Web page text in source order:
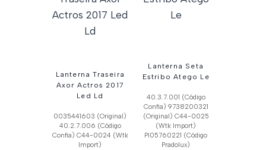
Lanterna Traseira
Axor Actros 2017
Led Ld
0035441603 (Original)
40.2.7.006 (Código
Confia) C44-0024 (Wtk
Import)
Lanterna Seta
Estribo Atego Le
40.3.7.001 (Código
Confia) 9738200321
(Original) C44-0025
(Wtk Import)
Pl05760221 (Código
Pradolux)